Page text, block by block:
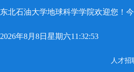
东北石油大学地球科学学院欢迎您！今
2026年8月8日星期六11:32:53
人才招